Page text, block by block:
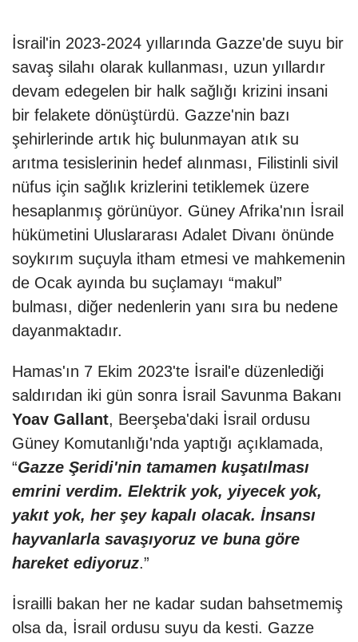
İsrail'in 2023-2024 yıllarında Gazze'de suyu bir
savaş silahı olarak kullanması, uzun yıllardır
devam edegelen bir halk sağlığı krizini insani
bir felakete dönüştürdü. Gazze'nin bazı
şehirlerinde artık hiç bulunmayan atık su
arıtma tesislerinin hedef alınması, Filistinli sivil
nüfus için sağlık krizlerini tetiklemek üzere
hesaplanmış görünüyor. Güney Afrika'nın İsrail
hükümetini Uluslararası Adalet Divanı önünde
soykırım suçuyla itham etmesi ve mahkemenin
de Ocak ayında bu suçlamayı “makul”
bulması, diğer nedenlerin yanı sıra bu nedene
dayanmaktadır.
Hamas'ın 7 Ekim 2023'te İsrail'e düzenlediği
saldırıdan iki gün sonra İsrail Savunma Bakanı
Yoav Gallant, Beerşeba'daki İsrail ordusu
Güney Komutanlığı'nda yaptığı açıklamada,
“Gazze Şeridi'nin tamamen kuşatılması
emrini verdim. Elektrik yok, yiyecek yok,
yakıt yok, her şey kapalı olacak. İnsansı
hayvanlarla savaşıyoruz ve buna göre
hareket ediyoruz.”
İsrailli bakan her ne kadar sudan bahsetmemiş
olsa da, İsrail ordusu suyu da kesti. Gazze